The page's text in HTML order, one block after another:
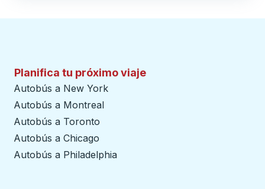
Planifica tu próximo viaje
Autobús a New York
Autobús a Montreal
Autobús a Toronto
Autobús a Chicago
Autobús a Philadelphia